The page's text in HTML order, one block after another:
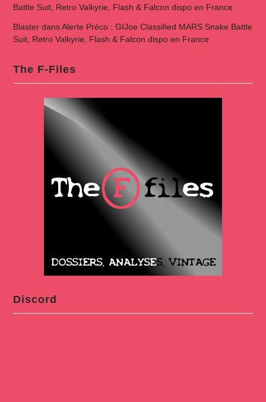
Battle Suit, Retro Valkyrie, Flash & Falcon dispo en France
BlasterdansAlerte Préco : GIJoe Classified MARS Snake Battle
Suit, Retro Valkyrie, Flash & Falcon dispo en France
The F-Files
Discord